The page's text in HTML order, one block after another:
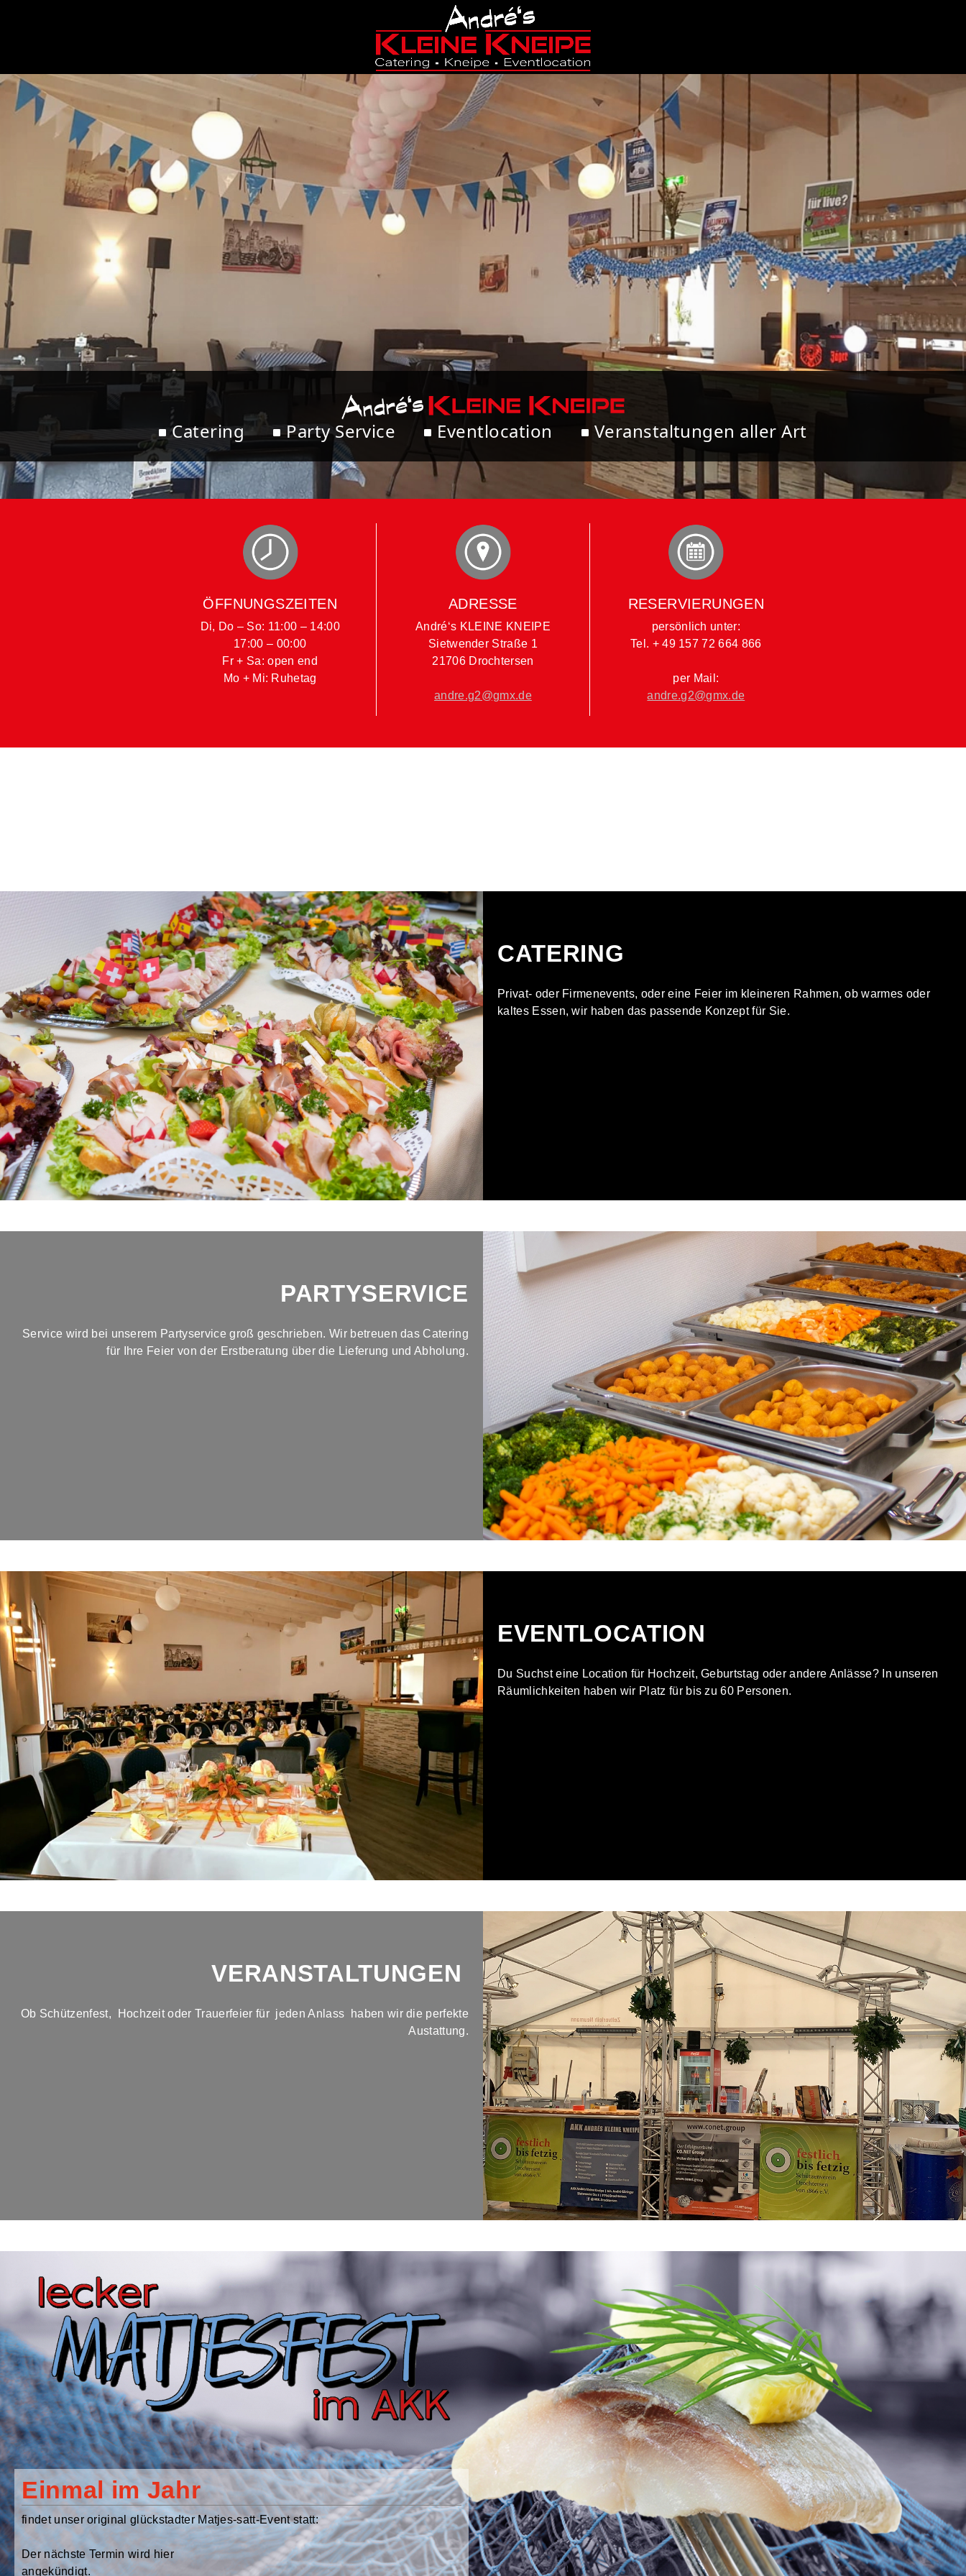
Image 02
Catering Party Service Eventlocation Veranstaltungen aller Art
ÖFFNUNGSZEITEN
Di, Do – So: 11:00 – 14:00
17:00 – 00:00
Fr + Sa: open end
Mo + Mi: Ruhetag
ADRESSE
André‘s KLEINE KNEIPE
Sietwender Straße 1
21706 Drochtersen
andre.g2@gmx.de
RESERVIERUNGEN
persönlich unter:
Tel. + 49 157 72 664 866
per Mail:
andre.g2@gmx.de
CATERING
Privat- oder Firmenevents, oder eine Feier im kleineren Rahmen, ob warmes oder
kaltes Essen, wir haben das passende Konzept für Sie.
PARTYSERVICE
Service wird bei unserem Partyservice groß geschrieben. Wir betreuen das Catering
für Ihre Feier von der Erstberatung über die Lieferung und Abholung.
EVENTLOCATION
Du Suchst eine Location für Hochzeit, Geburtstag oder andere Anlässe? In unseren
Räumlichkeiten haben wir Platz für bis zu 60 Personen.
VERANSTALTUNGEN
Ob Schützenfest, Hochzeit oder Trauerfeier für jeden Anlass haben wir die perfekte
Austattung.
Einmal im Jahr
findet unser original glückstadter Matjes-satt-Event statt:
Der nächste Termin wird hier
angekündigt.